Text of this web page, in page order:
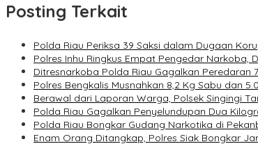
Posting Terkait
Polda Riau Periksa 39 Saksi dalam Dugaan
Polres Inhu Ringkus Empat Pengedar Narkoba,
Ditresnarkoba Polda Riau Gagalkan Peredaran
Polres Bengkalis Musnahkan 8,2 Kg Sabu dan
Berawal dari Laporan Warga, Polsek Singingi
Polda Riau Gagalkan Penyelundupan Dua
Polda Riau Bongkar Gudang Narkotika di
Enam Orang Ditangkap, Polres Siak Bongkar